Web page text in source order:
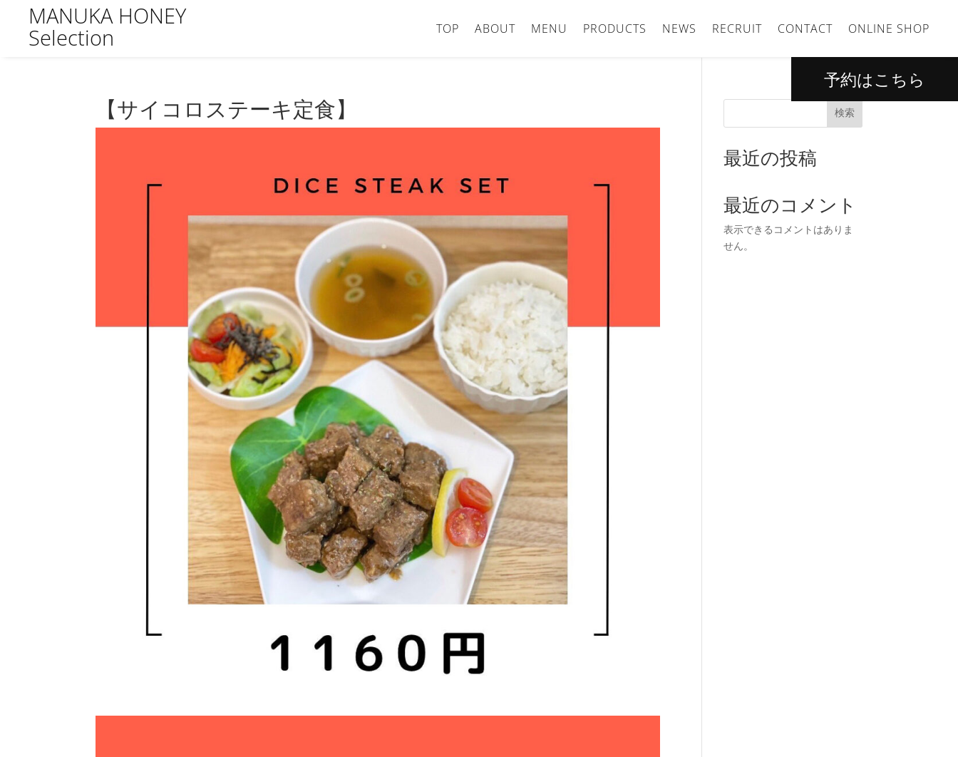
MANUKA HONEY
Selection TOP ABOUT MENU PRODUCTS NEWS RECRUIT CONTACT ONLINE SHOP
予約はこちら
【サイコロステーキ定食】 検索
最近の投稿
最近のコメント
表示できるコメントはありま
せん。